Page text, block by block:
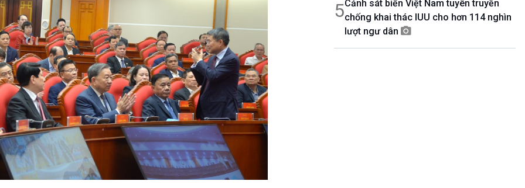
5Cảnh sát biển Việt Nam tuyên truyền
chống khai thác IUU cho hơn 114 nghìn
lượt ngư dân